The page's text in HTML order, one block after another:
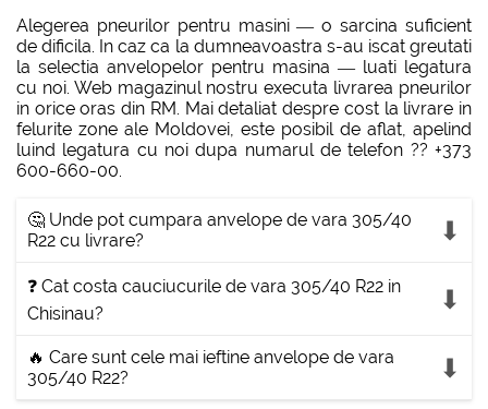
Alegerea pneurilor pentru masini — o sarcina suficient
de dificila. In caz ca la dumneavoastra s-au iscat greutati
la selectia anvelopelor pentru masina — luati legatura
cu noi. Web magazinul nostru executa livrarea pneurilor
in orice oras din RM. Mai detaliat despre cost la livrare in
felurite zone ale Moldovei, este posibil de aflat, apelind
luind legatura cu noi dupa numarul de telefon ?? +373
600-660-00.
🤔 Unde pot cumpara anvelope de vara 305/40
R22 cu livrare?
❓ Cat costa cauciucurile de vara 305/40 R22 in
Chisinau?
🔥 Care sunt cele mai ieftine anvelope de vara
305/40 R22?